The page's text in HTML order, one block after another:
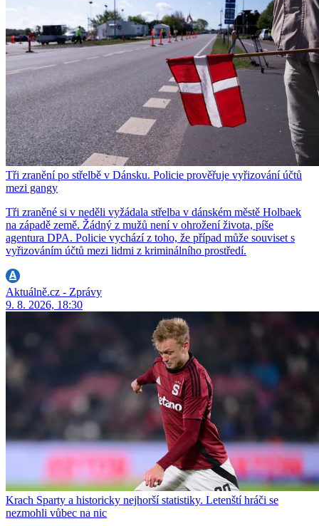
Tři zranění po střelbě v Dánsku. Policie prověřuje vyřizování účtů
mezi gangy
Tři zraněné si v neděli vyžádala střelba v dánském městě Holbaek
na západě země. Žádný z mužů není v ohrožení života, píše
agentura DPA. Policie vychází z toho, že případ může souviset s
vyřizováním účtů mezi lidmi z kriminálního prostředí.
Aktuálně.cz - Zprávy
9. 8. 2026, 18:30
Krach Sparty a historicky nejhorší statistiky. Letenští hráči se
nezmohli vůbec na nic